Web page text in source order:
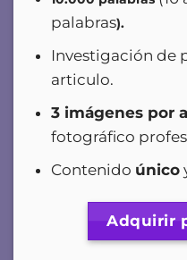
palabras).
Investigación de
articulo.
3 imágenes por
fotográfico
Contenido único
Adquirir